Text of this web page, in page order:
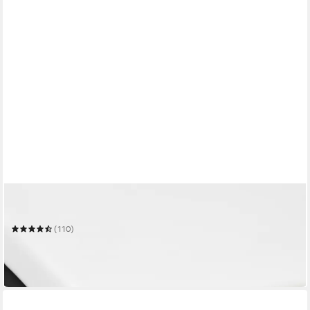
(110)
in 3-4 Werktagen bei dir